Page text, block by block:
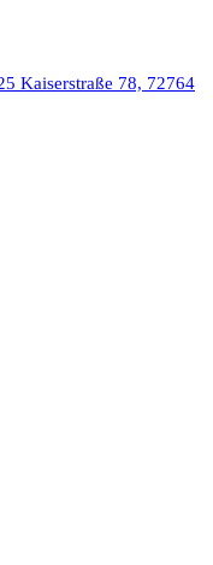
Kaiserstraße 78, 72764